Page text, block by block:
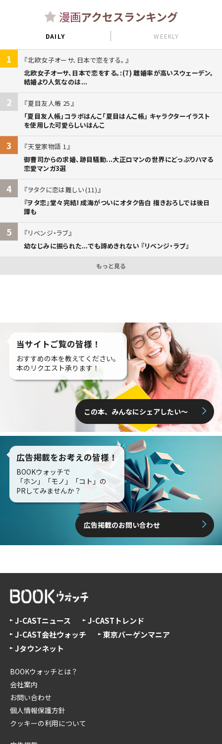
漫画アクセスランキング
DAILY WEEKLY
1
北欧女子オーサ、日本で恋をする。
北欧女子オーサ、日本で恋をする。:(7) 離婚率が高いスウェーデン。
結婚より人気なのは...
2
夏目友人帳 25
「夏目友人帳」コラボはんこ「夏目はんこ帳」 キャラクターイラスト
を使用した可愛らしいはんこ
3
天堂家物語 1
御曹司からの求婚、跡目騒動...大正ロマンの世界にどっぷりハマる
恋愛マンガ3選
4
ヲタクに恋は難しい (11)
『ヲタ恋』堂々完結! 成海がついにオタク告白 描きおろしでは後日
譚も
5
リベンジ・ラブ
幼なじみに振られた...でも諦めきれない 『リベンジ・ラブ』
もっと見る
当サイトご覧の皆様！
おすすめの本を教えてください。
本のリクエスト承ります！
この本、みんなにシェアしたい〜
広告掲載をお考えの皆様！
BOOKウォッチで
「ホン」「モノ」「コト」の
PRしてみませんか？
広告掲載のお問い合わせ
J-CASTニュース
J-CASTトレンド
J-CAST会社ウォッチ
東京バーゲンマニア
Jタウンネット
BOOKウォッチとは？
会社案内
お問い合わせ
個人情報保護方針
クッキーの利用について